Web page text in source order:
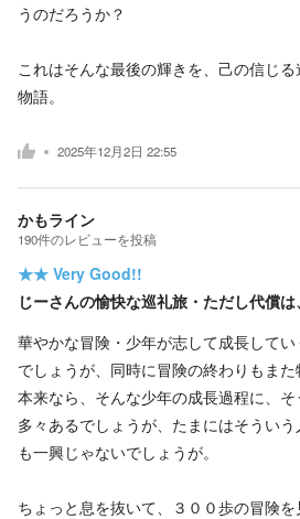
うのだろうか？
これはそんな最後の輝きを、己の信じ
物語。
2025年12月2日 22:55
かもライン
190件のレビューを投稿
★★ Very Good!!
じーさんの愉快な巡礼旅・ただし代償
華やかな冒険・少年が志して成長して
でしょうが、同時に冒険の終わりもまた
本来なら、そんな少年の成長過程に、
多々あるでしょうが、たまにはそうい
も一興じゃないでしょうが。
ちょっと息を抜いて、３００歩の冒険を